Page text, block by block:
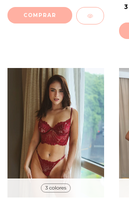
COMPRAR
3
3 colores